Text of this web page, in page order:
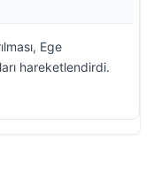
Ege
hareketlendirdi.